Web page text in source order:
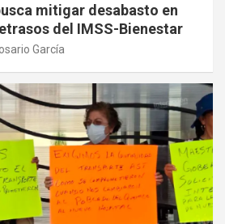
mitigar desabasto en
del IMSS-Bienestar
García